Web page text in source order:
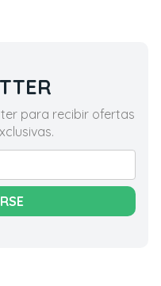
para recibir ofertas